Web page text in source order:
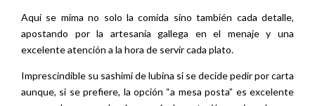
Aquí se mima no solo la comida sino también cada detalle,
apostando por la artesanía gallega en el menaje y una
excelente atención a la hora de servir cada plato.
Imprescindible su sashimi de lubina si se decide pedir por carta
aunque, si se prefiere, la opción “a mesa posta” es excelente